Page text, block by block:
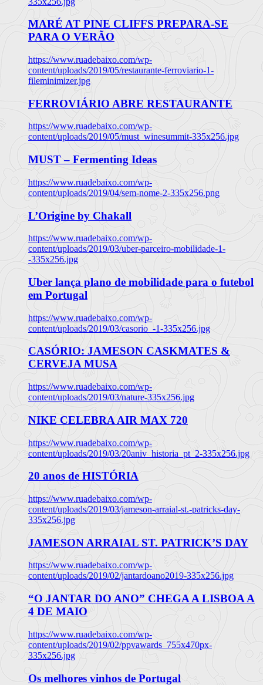
MARÉ AT PINE CLIFFS PREPARA-SE
PARA O VERÃO
https://www.ruadebaixo.com/wp-
content/uploads/2019/05/restaurante-ferroviario-1-
fileminimizer.jpg
FERROVIÁRIO ABRE RESTAURANTE
https://www.ruadebaixo.com/wp-
content/uploads/2019/05/must_winesummit-335x256.jpg
MUST – Fermenting Ideas
https://www.ruadebaixo.com/wp-
content/uploads/2019/04/sem-nome-2-335x256.png
L’Origine by Chakall
https://www.ruadebaixo.com/wp-
content/uploads/2019/03/uber-parceiro-mobilidade-1-
-335x256.jpg
Uber lança plano de mobilidade para o futebol
em Portugal
https://www.ruadebaixo.com/wp-
content/uploads/2019/03/casorio_-1-335x256.jpg
CASÓRIO: JAMESON CASKMATES &
CERVEJA MUSA
https://www.ruadebaixo.com/wp-
content/uploads/2019/03/nature-335x256.jpg
NIKE CELEBRA AIR MAX 720
https://www.ruadebaixo.com/wp-
content/uploads/2019/03/20aniv_historia_pt_2-335x256.jpg
20 anos de HISTÓRIA
https://www.ruadebaixo.com/wp-
content/uploads/2019/03/jameson-arraial-st.-patricks-day-
335x256.jpg
JAMESON ARRAIAL ST. PATRICK’S DAY
https://www.ruadebaixo.com/wp-
content/uploads/2019/02/jantardoano2019-335x256.jpg
“O JANTAR DO ANO” CHEGA A LISBOA A
4 DE MAIO
https://www.ruadebaixo.com/wp-
content/uploads/2019/02/ppvawards_755x470px-
335x256.jpg
Os melhores vinhos de Portugal